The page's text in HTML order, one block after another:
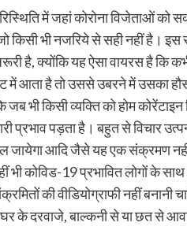
में जहां कोरोना विजेताओं को
किसी भी नजरिये से सही नहीं है।
है, क्योंकि यह ऐसा वायरस है कि
में आता है तो उससे उबरने में उसका
भी किसी व्यक्ति को होम
प्रभाव पड़ता है। बहुत से विचार
आदि जैसे यह एक संक्रमण
भी कोविड-19 प्रभावित लोगों के
की वीडियोग्राफी नहीं
के दरवाजे, बाल्कनी से या छत से